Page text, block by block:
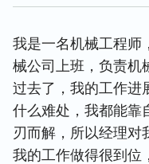
我是一名机械工程师
械公司上班，负责机
过去了，我的工作进
什么难处，我都能靠
刃而解，所以经理对
我的工作做得很到位